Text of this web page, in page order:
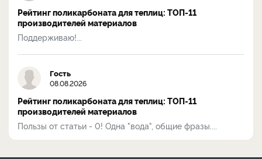
Рейтинг поликарбоната для теплиц: ТОП-11
производителей материалов
Поддерживаю!...
Гость
08.08.2026
Рейтинг поликарбоната для теплиц: ТОП-11
производителей материалов
Пользы от статьи - 0! Одна "вода", общие фразы....